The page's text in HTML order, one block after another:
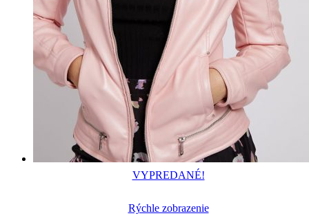
VYPREDANÉ!
Rýchle zobrazenie